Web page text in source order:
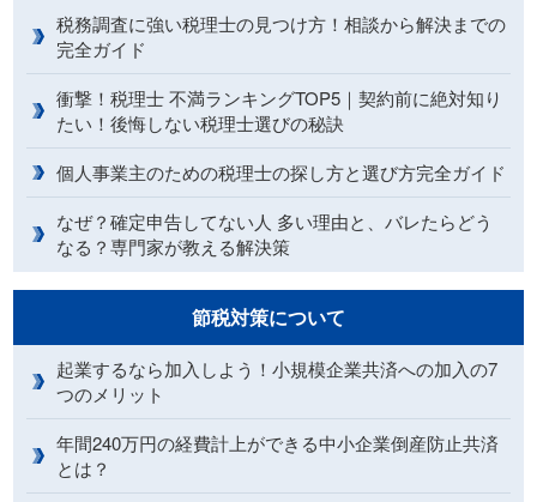
税務調査に強い税理士の見つけ方！相談から解決までの
完全ガイド
衝撃！税理士 不満ランキングTOP5｜契約前に絶対知り
たい！後悔しない税理士選びの秘訣
個人事業主のための税理士の探し方と選び方完全ガイド
なぜ？確定申告してない人 多い理由と、バレたらどう
なる？専門家が教える解決策
節税対策について
起業するなら加入しよう！小規模企業共済への加入の7
つのメリット
年間240万円の経費計上ができる中小企業倒産防止共済
とは？